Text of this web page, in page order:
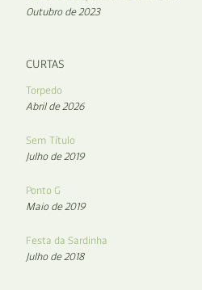
Outubro de 2023
CURTAS
Torpedo
Abril de 2026
Sem Título
Julho de 2019
Ponto G
Maio de 2019
Festa da Sardinha
Julho de 2018